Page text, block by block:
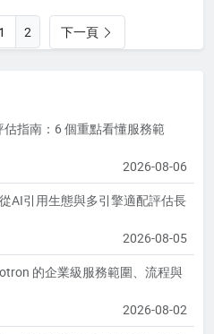
2 下一頁
指南：6 個重點看懂服務範
2026-08-06
AI引用生態與多引擎適配評估長
2026-08-05
的企業級服務範圍、流程與
2026-08-02